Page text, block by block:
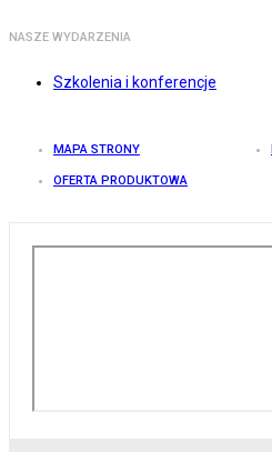
NASZE WYDARZENIA
Szkolenia i konferencje
MAPA STRONY
OFERTA PRODUKTOWA